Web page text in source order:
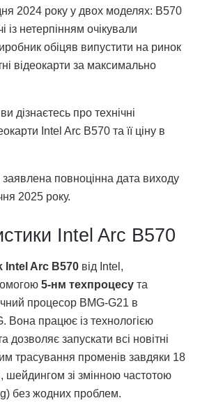
2024 року у двох моделях: B570
із нетерпінням очікували
обіцяв випустити на ринок
відеокарти за максимально
дізнаєтесь про технічні
Intel Arc B570 та її ціну в
повноцінна дата виходу
2025 року.
Intel Arc B570
Intel Arc B570 від Intel,
5-нм техпроцесу та
процесор BMG-G21 в
Вона працює із технологією
дозволяє запускати всі новітні
трасування променів завдяки 18
шейдингом зі змінною частотою
без жодних проблем.